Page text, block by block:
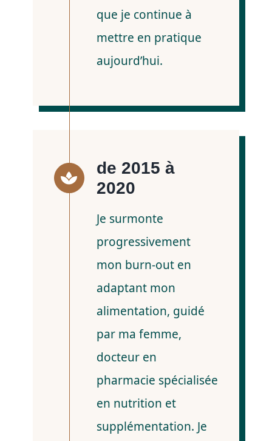
que je continue à
mettre en pratique
aujourd’hui.
de 2015 à
2020
Je surmonte
progressivement
mon burn-out en
adaptant mon
alimentation, guidé
par ma femme,
docteur en
pharmacie spécialisée
en nutrition et
supplémentation. Je